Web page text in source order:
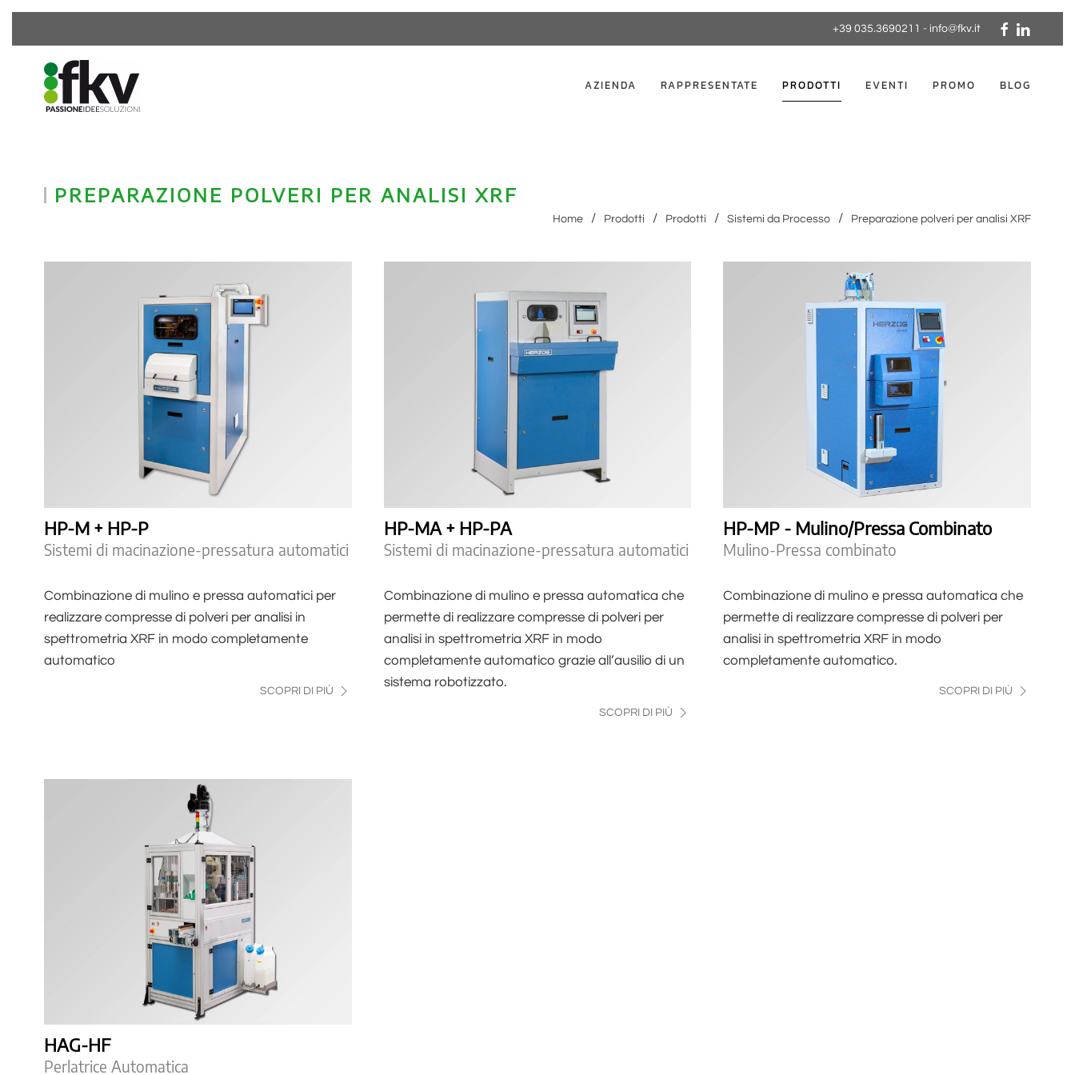
+39 035.3690211 - info@fkv.it
AZIENDA RAPPRESENTATE PRODOTTI EVENTI PROMO BLOG
PREPARAZIONE POLVERI PER ANALISI XRF
Home Prodotti Prodotti Sistemi da Processo Preparazione polveri per analisi XRF
HP-M + HP-P
Sistemi di macinazione-pressatura automatici
Combinazione di mulino e pressa automatici per
realizzare compresse di polveri per analisi in
spettrometria XRF in modo completamente
automatico
SCOPRI DI PIÙ
HP-MA + HP-PA
Sistemi di macinazione-pressatura automatici
Combinazione di mulino e pressa automatica che
permette di realizzare compresse di polveri per
analisi in spettrometria XRF in modo
completamente automatico grazie all’ausilio di un
sistema robotizzato.
SCOPRI DI PIÙ
HP-MP - Mulino/Pressa Combinato
Mulino-Pressa combinato
Combinazione di mulino e pressa automatica che
permette di realizzare compresse di polveri per
analisi in spettrometria XRF in modo
completamente automatico.
SCOPRI DI PIÙ
HAG-HF
Perlatrice Automatica